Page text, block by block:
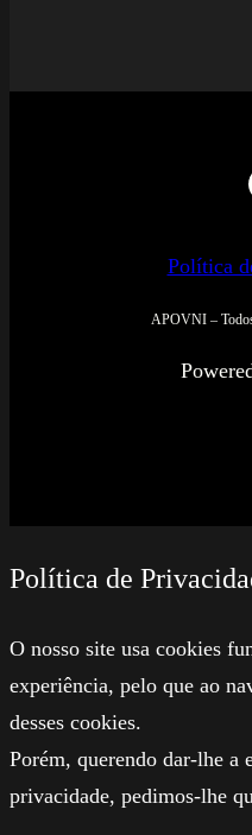
Política
APOVNI –
Política de
O nosso site usa cookies
experiência, pelo que ao
desses cookies.
Porém, querendo dar-lhe a
privacidade, pedimos-lhe